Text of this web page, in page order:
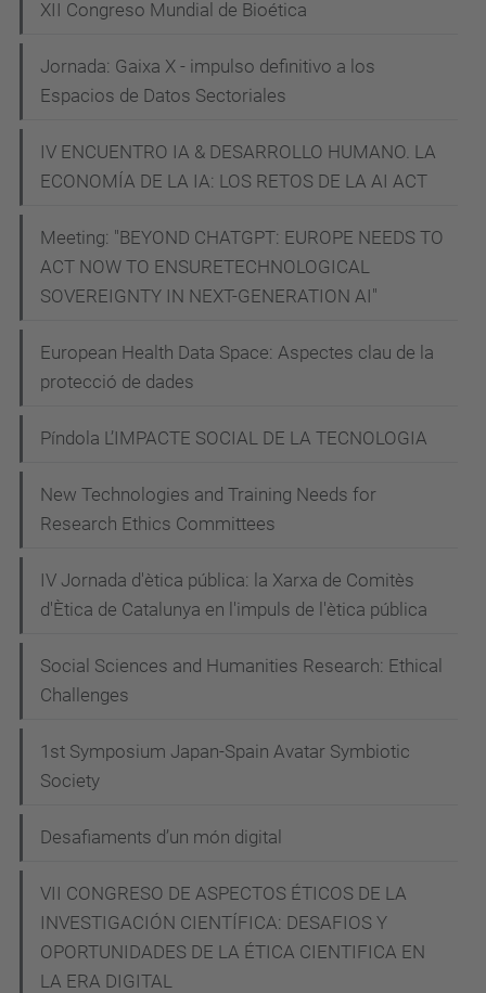
a
i
e
o
i
a
UPCArts:
Intel·ligència
tecnoètica
2022-
09-
12T18:00:00+02:00
2022-
09-
12T23:59:59+02:00
del
primer
número
XII Congreso Mundial de Bioética
Jornada: Gaixa X - impulso definitivo a los
Espacios de Datos Sectoriales
IV ENCUENTRO IA & DESARROLLO HUMANO. LA
ECONOMÍA DE LA IA: LOS RETOS DE LA AI ACT
Meeting: "BEYOND CHATGPT: EUROPE NEEDS TO
ACT NOW TO ENSURETECHNOLOGICAL
SOVEREIGNTY IN NEXT-GENERATION AI"
European Health Data Space: Aspectes clau de la
protecció de dades
Píndola L’IMPACTE SOCIAL DE LA TECNOLOGIA
New Technologies and Training Needs for
Research Ethics Committees
IV Jornada d'ètica pública: la Xarxa de Comitès
d'Ètica de Catalunya en l'impuls de l'ètica pública
Social Sciences and Humanities Research: Ethical
Challenges
1st Symposium Japan-Spain Avatar Symbiotic
Society
Desafiaments d’un món digital
VII CONGRESO DE ASPECTOS ÉTICOS DE LA
INVESTIGACIÓN CIENTÍFICA: DESAFIOS Y
OPORTUNIDADES DE LA ÉTICA CIENTIFICA EN
LA ERA DIGITAL